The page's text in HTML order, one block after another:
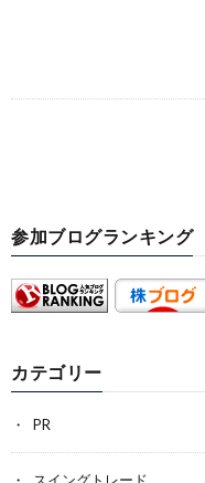
参加ブログランキング
カテゴリー
PR
スイングトレード